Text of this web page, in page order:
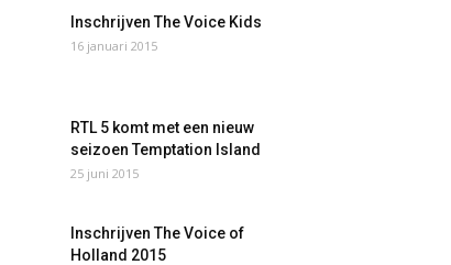
Inschrijven The Voice Kids
16 januari 2015
RTL 5 komt met een nieuw
seizoen Temptation Island
25 juni 2015
Inschrijven The Voice of
Holland 2015